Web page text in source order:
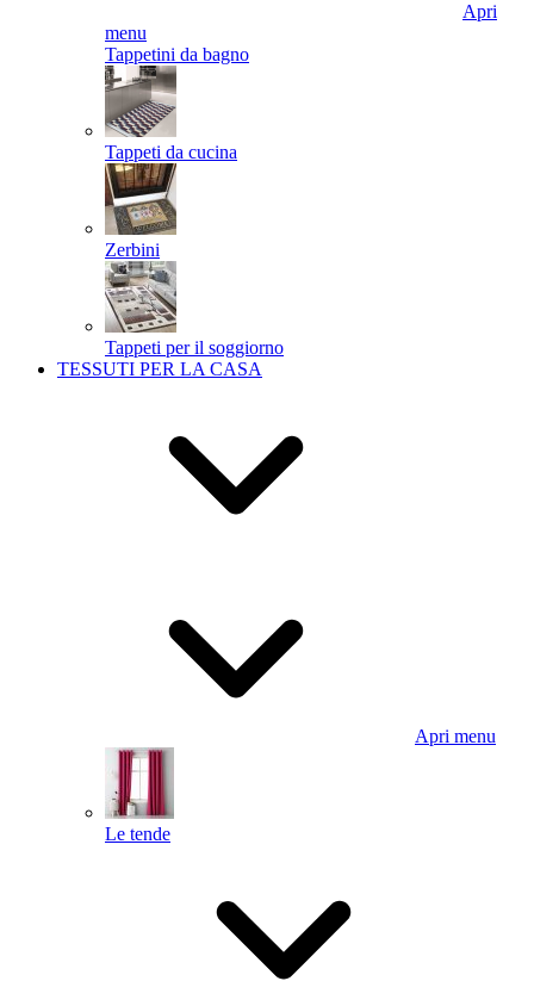
Apri
menu
Tappetini da bagno
Tappeti da cucina
Zerbini
Tappeti per il soggiorno
TESSUTI PER LA CASA
Apri menu
Le tende